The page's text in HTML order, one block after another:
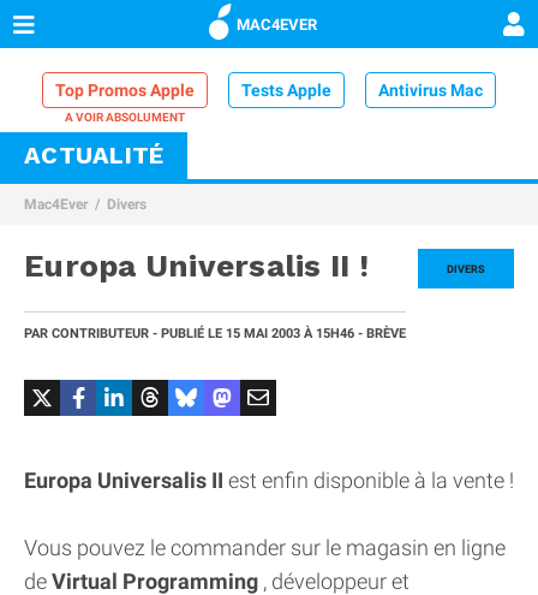
MAC4EVER
Top Promos Apple Tests Apple Antivirus Mac
VPN Mac
Comparatif iPhone
ACTUALITÉ
Mac4Ever Divers
DIVERS
Europa Universalis II !
PAR CONTRIBUTEUR - PUBLIÉ LE 15 MAI 2003 À 15H46 - BRÈVE
Europa Universalis II est enfin disponible à la vente !
Vous pouvez le commander sur le magasin en ligne
deVirtual Programming , développeur et